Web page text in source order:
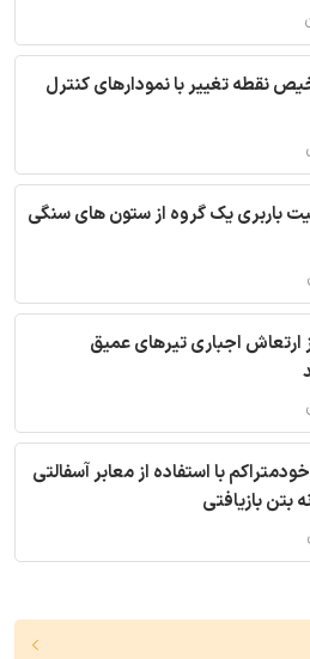
نقطه تغییر با نمودارهای کنترل
باربری یک گروه از ستون های سنگی
ارتعاش اجباری تیرهای عمیق
با استفاده از معابر آسفالتی
بتن بازیافتی